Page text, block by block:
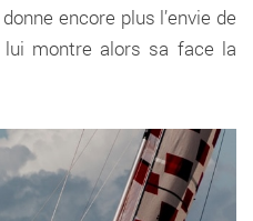
encore plus l’envie de
montre alors sa face la